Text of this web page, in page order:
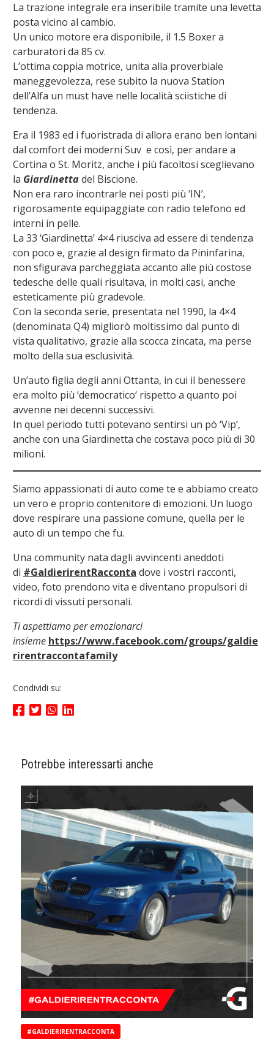
La trazione integrale era inseribile tramite una levetta
posta vicino al cambio.
Un unico motore era disponibile, il 1.5 Boxer a
carburatori da 85 cv.
L’ottima coppia motrice, unita alla proverbiale
maneggevolezza, rese subito la nuova Station
dell’Alfa un must have nelle località sciistiche di
tendenza.
Era il 1983 ed i fuoristrada di allora erano ben lontani
dal comfort dei moderni Suv e così, per andare a
Cortina o St. Moritz, anche i più facoltosi sceglievano
la Giardinettadel Biscione.
Non era raro incontrarle nei posti più ‘IN’,
rigorosamente equipaggiate con radio telefono ed
interni in pelle.
La 33 ‘Giardinetta’ 4×4 riusciva ad essere di tendenza
con poco e, grazie al design firmato da Pininfarina,
non sfigurava parcheggiata accanto alle più costose
tedesche delle quali risultava, in molti casi, anche
esteticamente più gradevole.
Con la seconda serie, presentata nel 1990, la 4×4
(denominata Q4) migliorò moltissimo dal punto di
vista qualitativo, grazie alla scocca zincata, ma perse
molto della sua esclusività.
Un’auto figlia degli anni Ottanta, in cui il benessere
era molto più ‘democratico‘ rispetto a quanto poi
avvenne nei decenni successivi.
In quel periodo tutti potevano sentirsi un pò ‘Vip’,
anche con una Giardinetta che costava poco più di 30
milioni.
Siamo appassionati di auto come te e abbiamo creato
un vero e proprio contenitore di emozioni. Un luogo
dove respirare una passione comune, quella per le
auto di un tempo che fu.
Una community nata dagli avvincenti aneddoti
di #GaldierirentRacconta dove i vostri racconti,
video, foto prendono vita e diventano propulsori di
ricordi di vissuti personali.
Ti aspettiamo per emozionarci
insieme https://www.facebook.com/groups/galdie
rirentraccontafamily
Condividi su:
Potrebbe interessarti anche
#GALDIERIRENTRACCONTA